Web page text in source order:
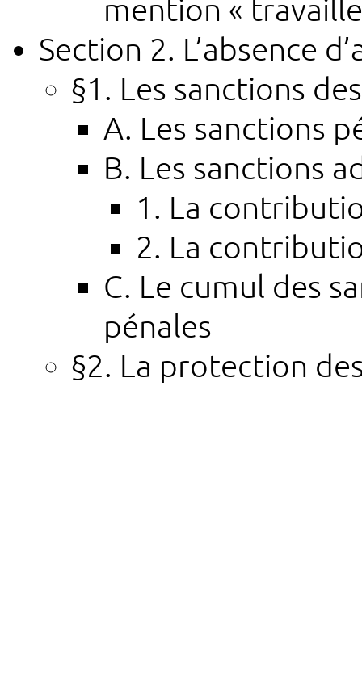
mention «
Section 2. L’absence
§1. Les sanctions
A. Les sanctions
B. Les sanctions
1. La
2. La
C. Le cumul des
pénales
§2. La protection